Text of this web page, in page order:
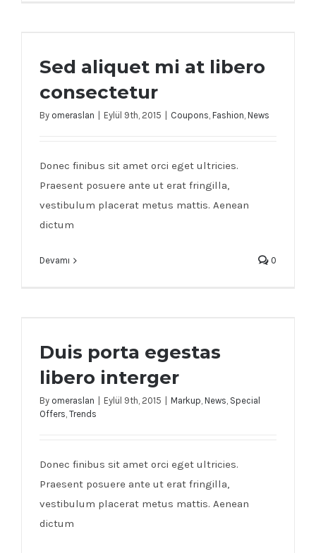
Sed aliquet mi at libero
consectetur
By omeraslan Eylül 9th, 2015 Coupons, Fashion, News
Donec finibus sit amet orci eget ultricies.
Praesent posuere ante ut erat fringilla,
vestibulum placerat metus mattis. Aenean
dictum
Devamı 0
Duis porta egestas
libero interger
By omeraslan Eylül 9th, 2015 Markup, News, Special
Offers, Trends
Donec finibus sit amet orci eget ultricies.
Praesent posuere ante ut erat fringilla,
vestibulum placerat metus mattis. Aenean
dictum